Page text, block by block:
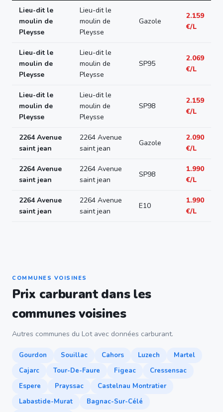
Lieu-dit le
moulin de
Pleysse
Lieu-dit le
moulin de
Pleysse
Gazole
2.159
€/L
Lieu-dit le
moulin de
Pleysse
Lieu-dit le
moulin de
Pleysse
SP95
2.069
€/L
Lieu-dit le
moulin de
Pleysse
Lieu-dit le
moulin de
Pleysse
SP98
2.159
€/L
2264 Avenue
saint jean
2264 Avenue
saint jean
Gazole
2.090
€/L
2264 Avenue
saint jean
2264 Avenue
saint jean
SP98
1.990
€/L
2264 Avenue
saint jean
2264 Avenue
saint jean
E10
1.990
€/L
COMMUNES VOISINES
Prix carburant dans les
communes voisines
Autres communes du Lot avec données carburant.
Gourdon Souillac Cahors Luzech
Martel
Cajarc
Tour-De-Faure Figeac
Cressensac
Espere
Prayssac
Castelnau Montratier
Labastide-Murat
Bagnac-Sur-Célé